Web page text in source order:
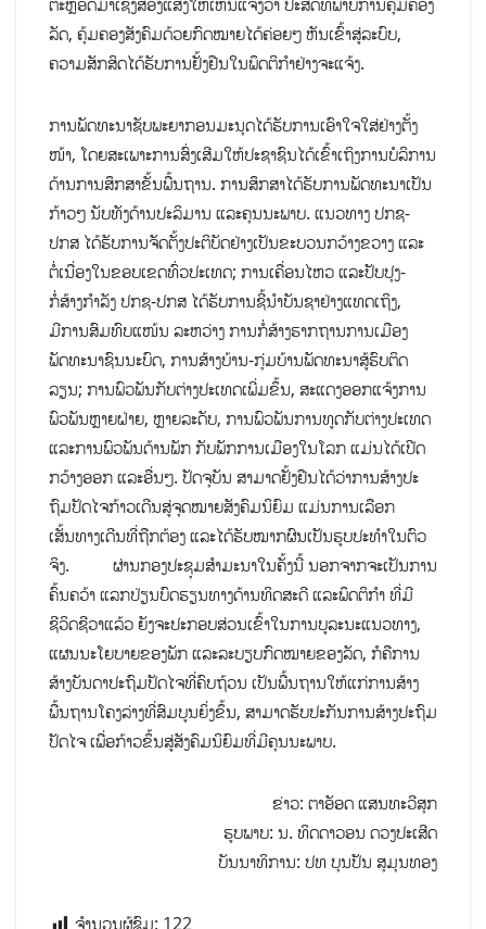
ລັດ, ຄຸ້ມຄອງສັງຄົມດ້ວຍກົດໝາຍໄດ້ຄ່ອຍໆ ຫັນເຂົ້າສູ່ລະບົບ,
ຄວາມສັກສິດໄດ້ຮັບການຢັ້ງຢືນໃນພຶດຕິກຳຢ່າງຈະແຈ້ງ.
ການພັດທະນາຊັບພະຍາກອນມະນຸດໄດ້ຮັບການເອົາໃຈໃສ່ຢ່າງຕັ້ງ
ໜ້າ, ໂດຍສະເພາະການສົ່ງເສີມໃຫ້ປະຊາຊົນໄດ້ເຂົ້າເຖິງການບໍລິການ
ດ້ານການສຶກສາຂັ້ນພື້ນຖານ. ການສຶກສາໄດ້ຮັບການພັດທະນາເປັນ
ກ້າວໆ ນັບທັງດ້ານປະລິມານ ແລະຄຸນນະພາບ. ແນວທາງ ປກຊ-
ປກສ ໄດ້ຮັບການຈັດຕັ້ງປະຕິບັດຢ່າງເປັນຂະບວນກວ້າງຂວາງ ແລະ
ຕໍ່ເນື່ອງໃນຂອບເຂດທົ່ວປະເທດ; ການເຄື່ອນໄຫວ ແລະປັບປຸງ-
ກໍ່ສ້າງກຳລັງ ປກຊ-ປກສ ໄດ້ຮັບການຊີ້ນໍາບັນຊາຢ່າງແທດເຖິງ,
ມີການສົມທົບແໜ້ນ ລະຫວ່າງ ການກໍ່ສ້າງຮາກຖານການເມືອງ
ພັດທະນາຊົນນະບົດ, ການສ້າງບ້ານ-ກຸ່ມບ້ານພັດທະນາສູ້ຮົບຕິດ
ລຽນ; ການພົວພັນກັບຕ່າງປະເທດເພີ່ມຂຶ້ນ, ສະແດງອອກແຈ້ງການ
ພົວພັນຫຼາຍຝ່າຍ, ຫຼາຍລະດັບ, ການພົວພັນການທູດກັບຕ່າງປະເທດ
ແລະການພົວພັນດ້ານພັກ ກັບພັກການເມືອງໃນໂລກ ແມ່ນໄດ້ເປີດ
ກວ້າງອອກ ແລະອື່ນໆ. ປັດຈຸບັນ ສາມາດຢັ້ງຢືນໄດ້ວ່າການສ້າງປະ
ຖົມປັດໄຈກ້າວເດີນສູ່ຈຸດໝາຍສັງຄົມນິຍົມ ແມ່ນການເລືອກ
ເສັ້ນທາງເດີນທີ່ຖືກຕ້ອງ ແລະໄດ້ຮັບໝາກຜົນເປັນຮູບປະທຳໃນຕົວ
ຈິງ. ຜ່ານກອງປະຊຸມສຳມະນາໃນຄັ້ງນີ້ ນອກຈາກຈະເປັນການ
ຄົ້ນຄວ້າ ແລກປ່ຽນບົດຮຽນທາງດ້ານທິດສະດີ ແລະພຶດຕິກໍາ ທີ່ມີ
ຊີວິດຊີວາແລ້ວ ຍັງຈະປະກອບສ່ວນເຂົ້າໃນການບູລະນະແນວທາງ,
ແຜນນະໂຍບາຍຂອງພັກ ແລະລະບຽບກົດໝາຍຂອງລັດ, ກໍຄືການ
ສ້າງບັນດາປະຖົມປັດໄຈທີ່ຄົບຖ້ວນ ເປັນພື້ນຖານໃຫ້ແກ່ການສ້າງ
ພື້ນຖານ​ໂຄງ​ລ່າງທີ່ສົມບູນຍິ່ງຂຶ້ນ, ສາມາດຮັບປະກັນການສ້າງປະຖົມ
ປັດໄຈ ເພື່ອກ້າວຂຶ້ນສູ່ສັງຄົມນິຍົມທີ່ມີຄຸນນະພາບ.
ຂ່າວ: ຕາອັອດ ແສນທະວີສຸກ
ຮູບພາບ: ນ. ທິດດາວອນ ດວງປະເສີດ
ບັນນາທິການ: ປທ ບຸນປັນ ສຸມຸນທອງ
ຈຳນວນຜູ້ຊົມ: 122